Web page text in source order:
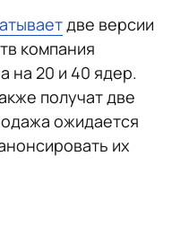
две версии
компания
на 20 и 40 ядер.
получат две
ожидается
их